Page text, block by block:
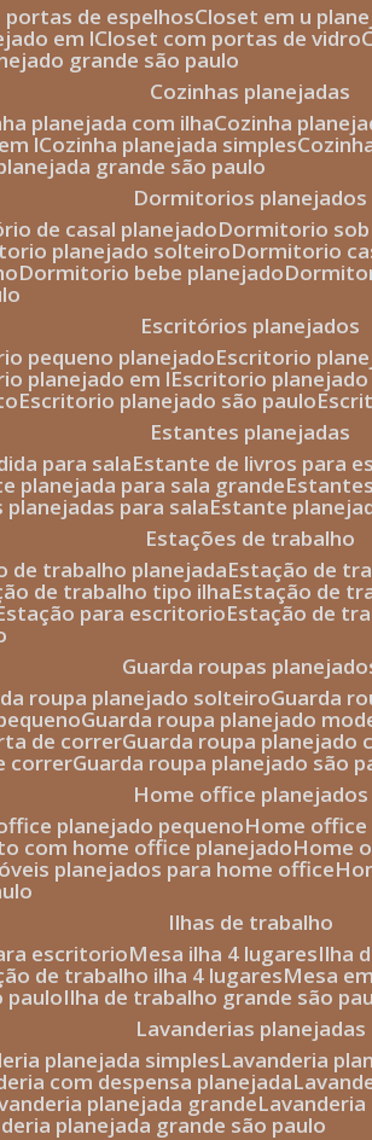
portas de espelhos closet em u
em l closet com portas de vidro
grande são paulo
cozinhas planejadas
planejada com ilha cozinha
l cozinha planejada simples
grande são paulo
dormitorios planejados
de casal planejado dormitorio
planejado solteiro dormitorio
dormitorio bebe planejado
escritórios planejados
pequeno planejado escritorio
planejado em l escritorio
escritorio planejado são paulo
estantes planejadas
para sala estante de livros para
planejada para sala grande
planejadas para sala estante
estações de trabalho
de trabalho planejada estação de
de trabalho tipo ilha estação de
estação para escritorio estação de
guarda roupas
roupa planejado solteiro guarda
guarda roupa planejado
de correr guarda roupa planejado
correr guarda roupa planejado são
home office planejados
planejado pequeno home
com home office planejado home
móveis planejados para home office
ilhas de trabalho
escritorio mesa ilha 4 lugares ilha
de trabalho ilha 4 lugares mesa
paulo ilha de trabalho grande são
lavanderias planejadas
planejada simples lavanderia
com despensa planejada
planejada grande
planejada grande são paulo